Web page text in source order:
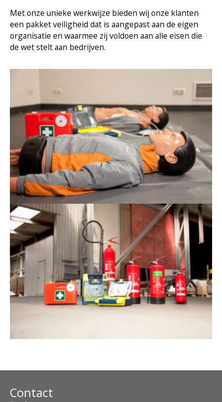
Met onze unieke werkwijze bieden wij onze klanten
een pakket veiligheid dat is aangepast aan de eigen
organisatie en waarmee zij voldoen aan alle eisen die
de wet stelt aan bedrijven.
Contact